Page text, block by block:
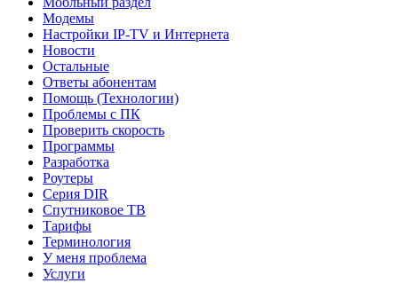
Модемы
Настройки IP-TV и Интернета
Новости
Остальные
Ответы абонентам
Помощь (Технологии)
Проблемы с ПК
Проверить скорость
Программы
Разработка
Роутеры
Серия DIR
Спутниковое ТВ
Тарифы
Терминология
У меня проблема
Услуги